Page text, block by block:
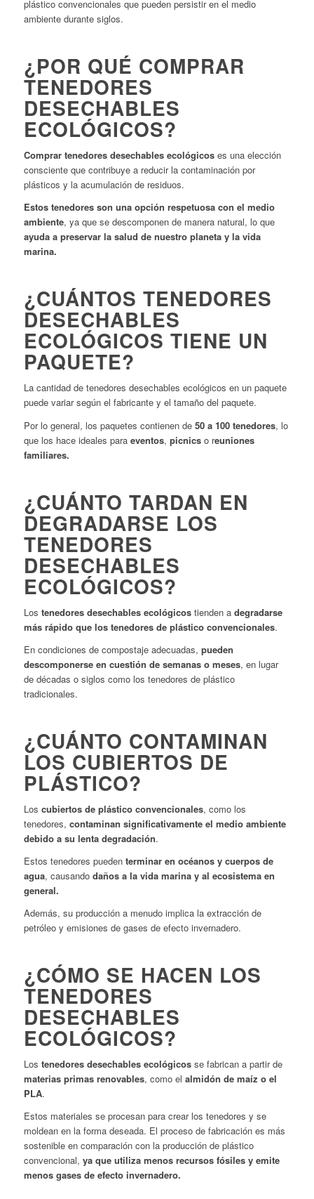
plástico convencionales que pueden persistir en el medio
ambiente durante siglos.
¿POR QUÉ COMPRAR
TENEDORES
DESECHABLES
ECOLÓGICOS?
Comprar tenedores desechables ecológicos es una elección
consciente que contribuye a reducir la contaminación por
plásticos y la acumulación de residuos.
Estos tenedores son una opción respetuosa con el medio
ambiente, ya que se descomponen de manera natural, lo que
ayuda a preservar la salud de nuestro planeta y la vida
marina.
¿CUÁNTOS TENEDORES
DESECHABLES
ECOLÓGICOS TIENE UN
PAQUETE?
La cantidad de tenedores desechables ecológicos en un paquete
puede variar según el fabricante y el tamaño del paquete.
Por lo general, los paquetes contienen de 50 a 100 tenedores, lo
que los hace ideales para eventos, picnicso reuniones
familiares.
¿CUÁNTO TARDAN EN
DEGRADARSE LOS
TENEDORES
DESECHABLES
ECOLÓGICOS?
Los tenedores desechables ecológicos tienden a degradarse
más rápido que los tenedores de plástico convencionales.
En condiciones de compostaje adecuadas, pueden
descomponerse en cuestión de semanas o meses, en lugar
de décadas o siglos como los tenedores de plástico
tradicionales.
¿CUÁNTO CONTAMINAN
LOS CUBIERTOS DE
PLÁSTICO?
Los cubiertos de plástico convencionales, como los
tenedores, contaminan significativamente el medio ambiente
debido a su lenta degradación.
Estos tenedores pueden terminar en océanos y cuerpos de
agua, causando daños a la vida marina y al ecosistema en
general.
Además, su producción a menudo implica la extracción de
petróleo y emisiones de gases de efecto invernadero.
¿CÓMO SE HACEN LOS
TENEDORES
DESECHABLES
ECOLÓGICOS?
Los tenedores desechables ecológicos se fabrican a partir de
materias primas renovables, como el almidón de maíz o el
PLA.
Estos materiales se procesan para crear los tenedores y se
moldean en la forma deseada. El proceso de fabricación es más
sostenible en comparación con la producción de plástico
convencional, ya que utiliza menos recursos fósiles y emite
menos gases de efecto invernadero.